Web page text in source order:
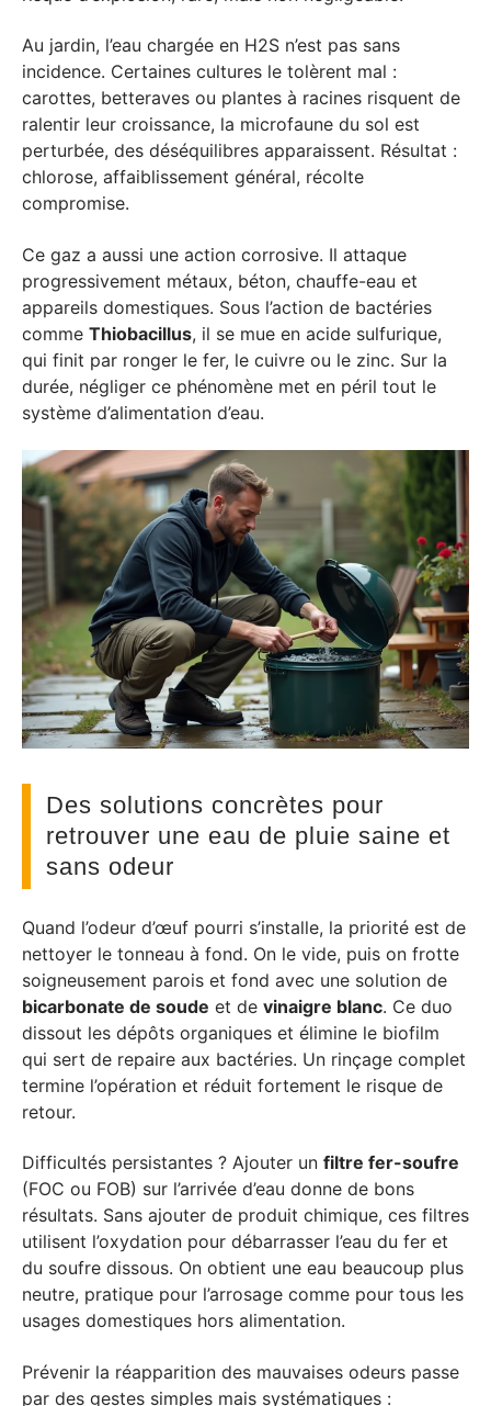
Au jardin, l’eau chargée en H2S n’est pas sans
incidence. Certaines cultures le tolèrent mal :
carottes, betteraves ou plantes à racines risquent de
ralentir leur croissance, la microfaune du sol est
perturbée, des déséquilibres apparaissent. Résultat :
chlorose, affaiblissement général, récolte
compromise.
Ce gaz a aussi une action corrosive. Il attaque
progressivement métaux, béton, chauffe-eau et
appareils domestiques. Sous l’action de bactéries
comme Thiobacillus, il se mue en acide sulfurique,
qui finit par ronger le fer, le cuivre ou le zinc. Sur la
durée, négliger ce phénomène met en péril tout le
système d’alimentation d’eau.
Des solutions concrètes pour
retrouver une eau de pluie saine et
sans odeur
Quand l’odeur d’œuf pourri s’installe, la priorité est de
nettoyer le tonneau à fond. On le vide, puis on frotte
soigneusement parois et fond avec une solution de
bicarbonate de soude et de vinaigre blanc. Ce duo
dissout les dépôts organiques et élimine le biofilm
qui sert de repaire aux bactéries. Un rinçage complet
termine l’opération et réduit fortement le risque de
retour.
Difficultés persistantes ? Ajouter un filtre fer-soufre
(FOC ou FOB) sur l’arrivée d’eau donne de bons
résultats. Sans ajouter de produit chimique, ces filtres
utilisent l’oxydation pour débarrasser l’eau du fer et
du soufre dissous. On obtient une eau beaucoup plus
neutre, pratique pour l’arrosage comme pour tous les
usages domestiques hors alimentation.
Prévenir la réapparition des mauvaises odeurs passe
par des gestes simples mais systématiques :